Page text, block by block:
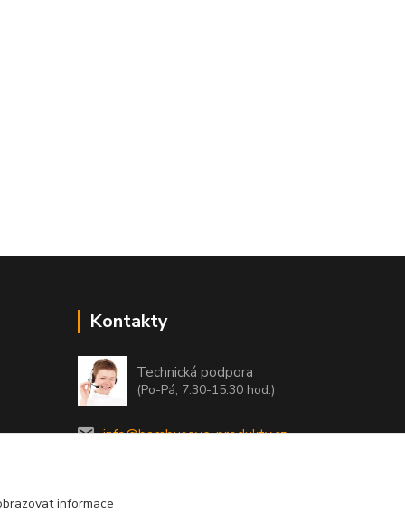
Kontakty
Technická podpora
(Po-Pá, 7:30-15:30 hod.)
info@bambusove-produkty.cz
informace